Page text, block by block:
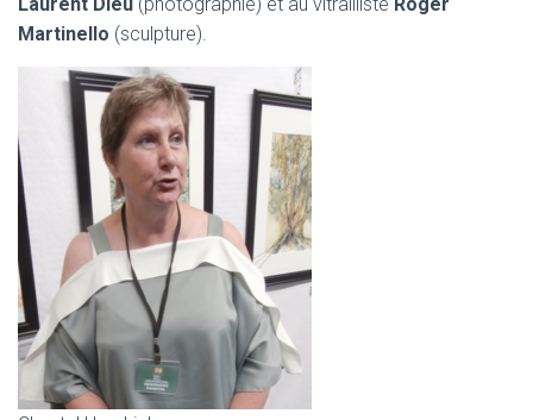
Laurent Dieu (photographie) et au vitrailliste Roger
Martinello (sculpture).